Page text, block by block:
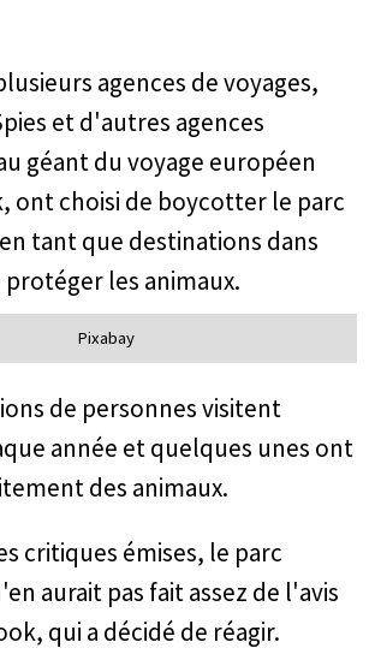
agences de voyages,
et d'autres agences
géant du voyage européen
ont choisi de boycotter le parc
tant que destinations dans
les animaux.
Pixabay
de personnes visitent
année et quelques unes ont
des animaux.
critiques émises, le parc
aurait pas fait assez de l'avis
qui a décidé de réagir.